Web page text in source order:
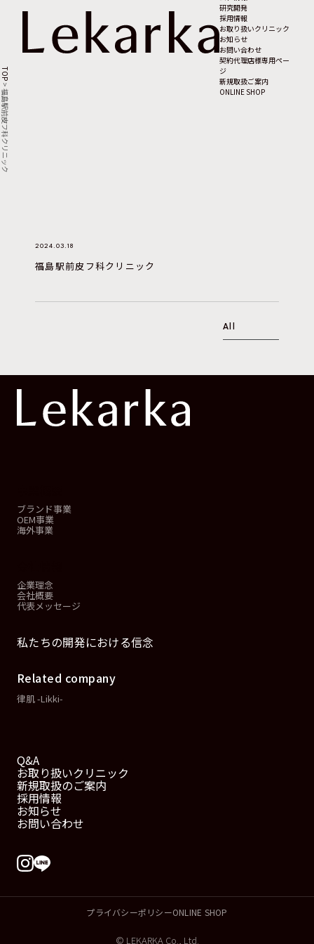
研究開発
採用情報
お取り扱いクリニック
お知らせ
お問い合わせ
契約代理店様専用ペー
ジ
新規取扱ご案内
ONLINE SHOP
TOP
>
福島駅前皮フ科クリニック
2024.03.18
福島駅前皮フ科クリニック
All
ブランド事業
OEM事業
海外事業
企業理念
会社概要
代表メッセージ
私たちの開発における信念
Related company
律肌 -Likki-
Q&A
お取り扱いクリニック
新規取扱のご案内
採用情報
お知らせ
お問い合わせ
プライバシーポリシーONLINE SHOP
© LEKARKA Co., Ltd.